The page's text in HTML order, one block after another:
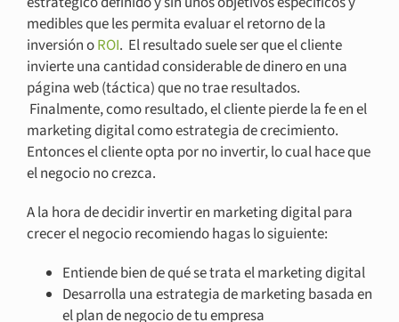
medibles que les permita evaluar el retorno de la
inversión oROI. El resultado suele ser que el cliente
invierte una cantidad considerable de dinero en una
página web (táctica) que no trae resultados.
Finalmente, como resultado, el cliente pierde ‪la fe en el
marketing digital como estrategia de crecimiento.
Entonces el cliente opta por no invertir, lo cual hace que
el negocio no crezca.
A la hora de decidir invertir en marketing digital para
crecer el negocio recomiendo hagas lo siguiente:
Entiende bien de qué se trata el marketing digital
Desarrolla una estrategia de marketing basada en
el plan de negocio de tu empresa